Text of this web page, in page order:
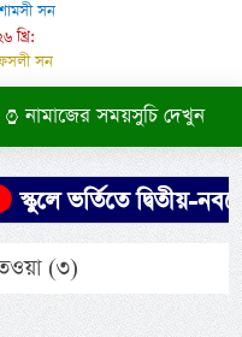
সন
খ্রি:
সন
নামাজের সময়সুচি দেখুন
স্কুলে ভর্তিতে দ্বিতীয়-
(৩)